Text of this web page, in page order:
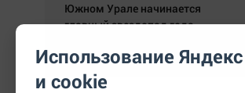
Южном Урале начинается
главный звездопад года
Использование
и cookie